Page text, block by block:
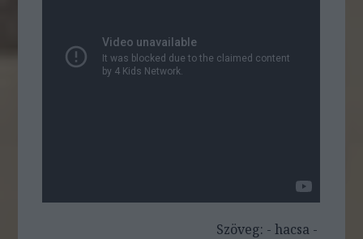
Szöveg: - hacsa -